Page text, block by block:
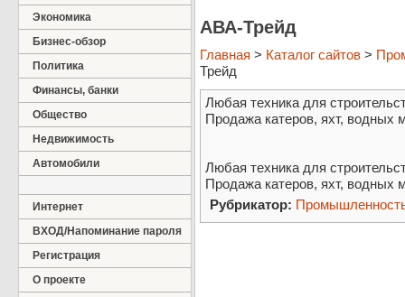
Экономика
Бизнес-обзор
Политика
Финансы, банки
Общество
Недвижимость
Автомобили
Интернет
ВХОД/Напоминание пароля
Регистрация
О проекте
АВА-Трейд
Главная > Каталог сайтов >
Трейд
Любая техника для
Продажа катеров, яхт, водных
Любая техника для
Продажа катеров, яхт, водных
Рубрикатор: